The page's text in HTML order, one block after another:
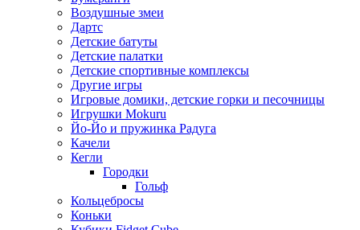
Воздушные змеи
Дартс
Детские батуты
Детские палатки
Детские спортивные комплексы
Другие игры
Игровые домики, детские горки и песочницы
Игрушки Mokuru
Йо-Йо и пружинка Радуга
Качели
Кегли
Городки
Гольф
Кольцебросы
Коньки